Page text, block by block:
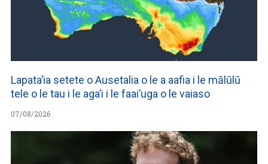
Lapata’ia setete o Ausetalia o le a aafia i le mālūlū
tele o le tau i le aga’i i le faai’uga o le vaiaso
07/08/2026